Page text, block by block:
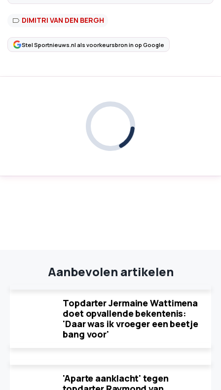
DIMITRI VAN DEN BERGH
Stel Sportnieuws.nl als voorkeursbron in op Google
Aanbevolen artikelen
Topdarter Jermaine Wattimena
doet opvallende bekentenis:
'Daar was ik vroeger een beetje
bang voor'
'Aparte aanklacht' tegen